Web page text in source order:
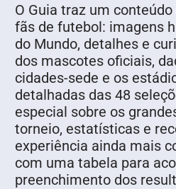
O Guia traz um
fãs de futebol: imagens
do Mundo, detalhes e
dos mascotes oficiais,
cidades-sede e os
detalhadas das 48
especial sobre os
torneio, estatísticas e
experiência ainda mais
com uma tabela para
preenchimento dos